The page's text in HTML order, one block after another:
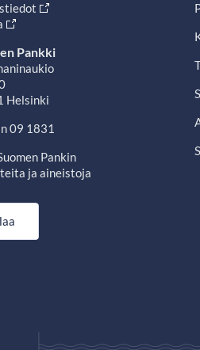
Pankki
Helsinki
09 1831
Pankin
ja aineistoja